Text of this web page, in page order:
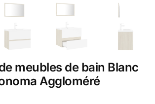
meubles de bain Blanc
Aggloméré